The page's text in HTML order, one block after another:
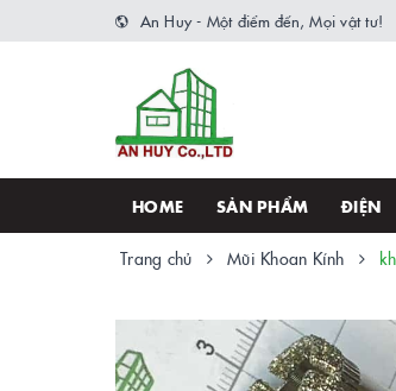
An Huy - Một điểm đến, Mọi vật tư!
HOME SẢN PHẨM ĐIỆN
Trang chủ Mũi Khoan Kính